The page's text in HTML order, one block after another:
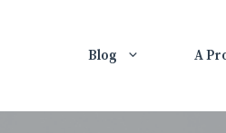
Blog A